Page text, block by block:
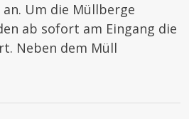
Um die Müllberge
ab sofort am Eingang die
Neben dem Müll